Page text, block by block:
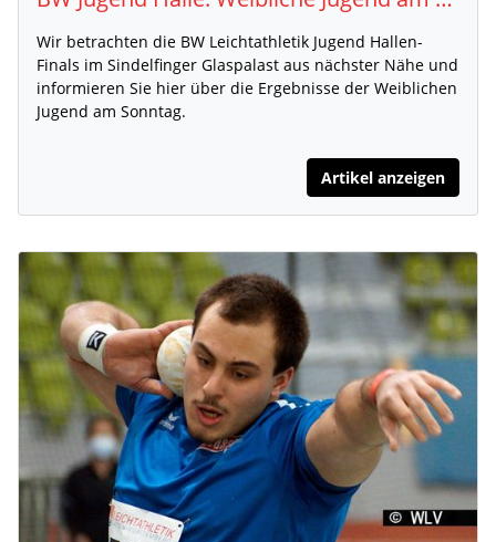
Wir betrachten die BW Leichtathletik Jugend Hallen-
Finals im Sindelfinger Glaspalast aus nächster Nähe und
informieren Sie hier über die Ergebnisse der Weiblichen
Jugend am Sonntag.
Artikel anzeigen